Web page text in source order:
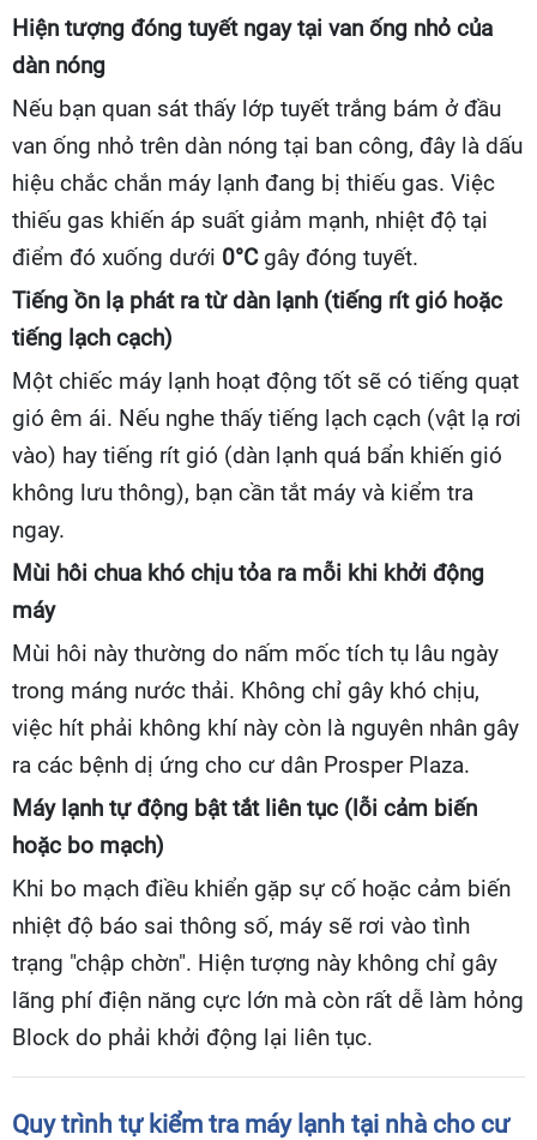
Hiện tượng đóng tuyết ngay tại van ống nhỏ của
dàn nóng
Nếu bạn quan sát thấy lớp tuyết trắng bám ở đầu
van ống nhỏ trên dàn nóng tại ban công, đây là dấu
hiệu chắc chắn máy lạnh đang bị thiếu gas. Việc
thiếu gas khiến áp suất giảm mạnh, nhiệt độ tại
điểm đó xuống dưới 0°Cgây đóng tuyết.
Tiếng ồn lạ phát ra từ dàn lạnh (tiếng rít gió hoặc
tiếng lạch cạch)
Một chiếc máy lạnh hoạt động tốt sẽ có tiếng quạt
gió êm ái. Nếu nghe thấy tiếng lạch cạch (vật lạ rơi
vào) hay tiếng rít gió (dàn lạnh quá bẩn khiến gió
không lưu thông), bạn cần tắt máy và kiểm tra
ngay.
Mùi hôi chua khó chịu tỏa ra mỗi khi khởi động
máy
Mùi hôi này thường do nấm mốc tích tụ lâu ngày
trong máng nước thải. Không chỉ gây khó chịu,
việc hít phải không khí này còn là nguyên nhân gây
ra các bệnh dị ứng cho cư dân Prosper Plaza.
Máy lạnh tự động bật tắt liên tục (lỗi cảm biến
hoặc bo mạch)
Khi bo mạch điều khiển gặp sự cố hoặc cảm biến
nhiệt độ báo sai thông số, máy sẽ rơi vào tình
trạng "chập chờn". Hiện tượng này không chỉ gây
lãng phí điện năng cực lớn mà còn rất dễ làm hỏng
Block do phải khởi động lại liên tục.
Quy trình tự kiểm tra máy lạnh tại nhà cho cư